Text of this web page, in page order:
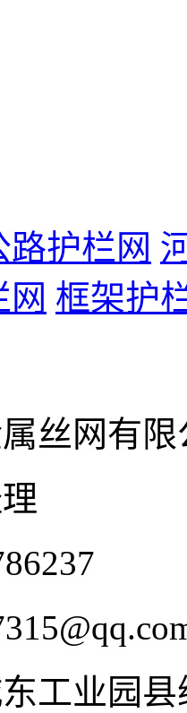
路护栏网
框架护
丝网有限
工业园县